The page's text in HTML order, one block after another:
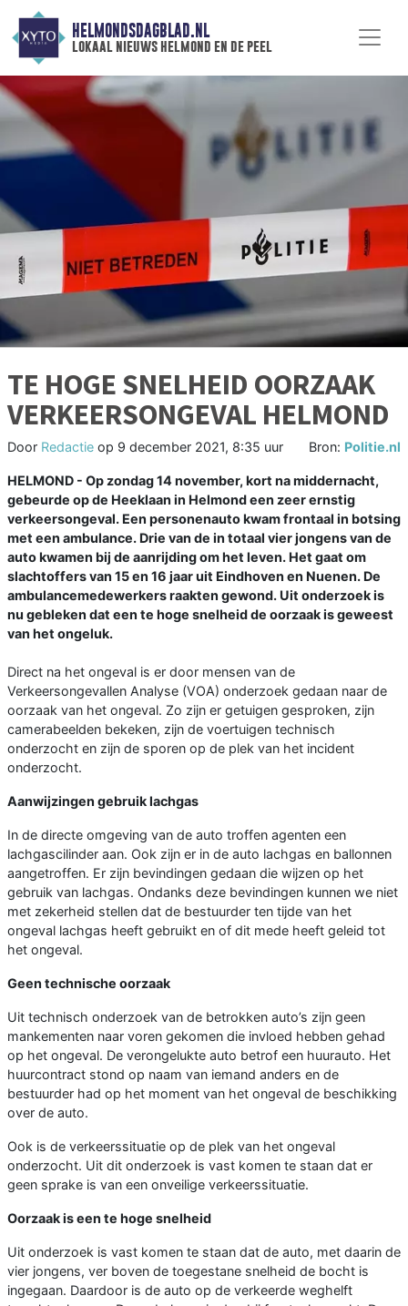
HELMONDSDAGBLAD.NL
lokaal nieuws helmond en de peel
TE HOGE SNELHEID OORZAAK
VERKEERSONGEVAL HELMOND
Door Redactie op 9 december 2021, 8:35 uur Bron: Politie.nl
HELMOND - Op zondag 14 november, kort na middernacht,
gebeurde op de Heeklaan in Helmond een zeer ernstig
verkeersongeval. Een personenauto kwam frontaal in botsing
met een ambulance. Drie van de in totaal vier jongens van de
auto kwamen bij de aanrijding om het leven. Het gaat om
slachtoffers van 15 en 16 jaar uit Eindhoven en Nuenen. De
ambulancemedewerkers raakten gewond. Uit onderzoek is
nu gebleken dat een te hoge snelheid de oorzaak is geweest
van het ongeluk.
Direct na het ongeval is er door mensen van de
Verkeersongevallen Analyse (VOA) onderzoek gedaan naar de
oorzaak van het ongeval. Zo zijn er getuigen gesproken, zijn
camerabeelden bekeken, zijn de voertuigen technisch
onderzocht en zijn de sporen op de plek van het incident
onderzocht.
Aanwijzingen gebruik lachgas
In de directe omgeving van de auto troffen agenten een
lachgascilinder aan. Ook zijn er in de auto lachgas en ballonnen
aangetroffen. Er zijn bevindingen gedaan die wijzen op het
gebruik van lachgas. Ondanks deze bevindingen kunnen we niet
met zekerheid stellen dat de bestuurder ten tijde van het
ongeval lachgas heeft gebruikt en of dit mede heeft geleid tot
het ongeval.
Geen technische oorzaak
Uit technisch onderzoek van de betrokken auto’s zijn geen
mankementen naar voren gekomen die invloed hebben gehad
op het ongeval. De verongelukte auto betrof een huurauto. Het
huurcontract stond op naam van iemand anders en de
bestuurder had op het moment van het ongeval de beschikking
over de auto.
Ook is de verkeerssituatie op de plek van het ongeval
onderzocht. Uit dit onderzoek is vast komen te staan dat er
geen sprake is van een onveilige verkeerssituatie.
Oorzaak is een te hoge snelheid
Uit onderzoek is vast komen te staan dat de auto, met daarin de
vier jongens, ver boven de toegestane snelheid de bocht is
ingegaan. Daardoor is de auto op de verkeerde weghelft